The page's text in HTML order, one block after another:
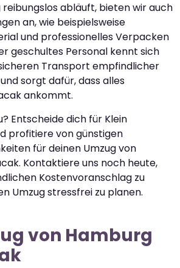
reibungslos abläuft, bieten wir auch
an, wie beispielsweise
und professionelles Verpacken
geschultes Personal kennt sich
Transport empfindlicher
sorgt dafür, dass alles
ankommt.
Entscheide dich für Klein
profitiere von günstigen
für deinen Umzug von
Kontaktiere uns noch heute,
Kostenvoranschlag zu
Umzug stressfrei zu planen.
von Hamburg